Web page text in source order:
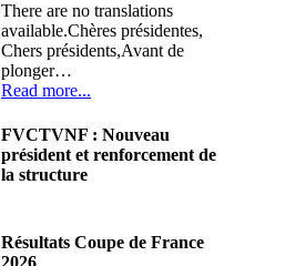
There are no translations
available.Chères présidentes,
Chers présidents,Avant de
plonger…
Read more...
FVCTVNF : Nouveau
président et renforcement de
la structure
There are no translations
available.Chères Présidentes,
Résultats Coupe de France
2026